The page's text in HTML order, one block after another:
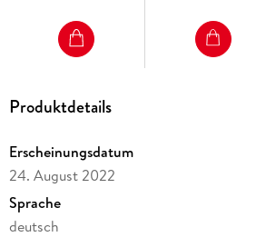
Produktdetails
Erscheinungsdatum
24. August 2022
Sprache
deutsch